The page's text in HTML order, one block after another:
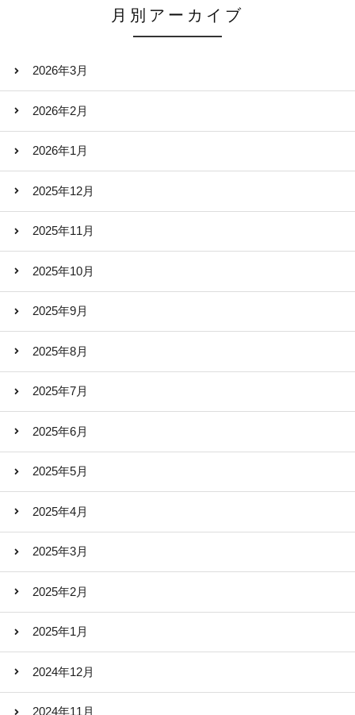
月別アーカイブ
2026年3月
2026年2月
2026年1月
2025年12月
2025年11月
2025年10月
2025年9月
2025年8月
2025年7月
2025年6月
2025年5月
2025年4月
2025年3月
2025年2月
2025年1月
2024年12月
2024年11月